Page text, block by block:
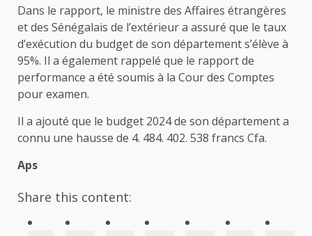
Dans le rapport, le ministre des Affaires étrangères
et des Sénégalais de l’extérieur a assuré que le taux
d’exécution du budget de son département s’élève à
95%. Il a également rappelé que le rapport de
performance a été soumis à la Cour des Comptes
pour examen.
Il a ajouté que le budget 2024 de son département a
connu une hausse de 4. 484. 402. 538 francs Cfa.
Aps
Share this content: